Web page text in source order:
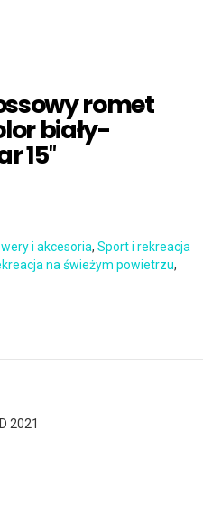
romet
biały-
15″
i akcesoria, Sport i rekreacja
na świeżym powietrzu,
2021